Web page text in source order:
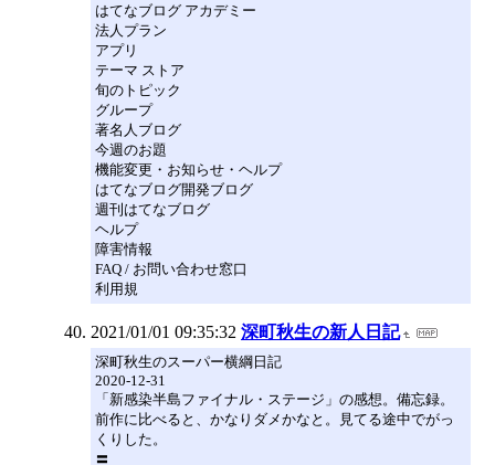
はてなブログ アカデミー
法人プラン
アプリ
テーマ ストア
旬のトピック
グループ
著名人ブログ
今週のお題
機能変更・お知らせ・ヘルプ
はてなブログ開発ブログ
週刊はてなブログ
ヘルプ
障害情報
FAQ / お問い合わせ窓口
利用規
2021/01/01 09:35:32 深町秋生の新人日記
深町秋生のスーパー横綱日記
2020-12-31
「新感染半島ファイナル・ステージ」の感想。備忘録。
前作に比べると、かなりダメかなと。見てる途中でがっ
くりした。
〓